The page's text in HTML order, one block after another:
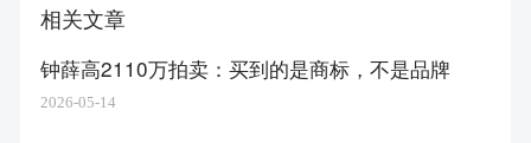
相关文章
钟薛高2110万拍卖：买到的是商标，不是品牌
2026-05-14